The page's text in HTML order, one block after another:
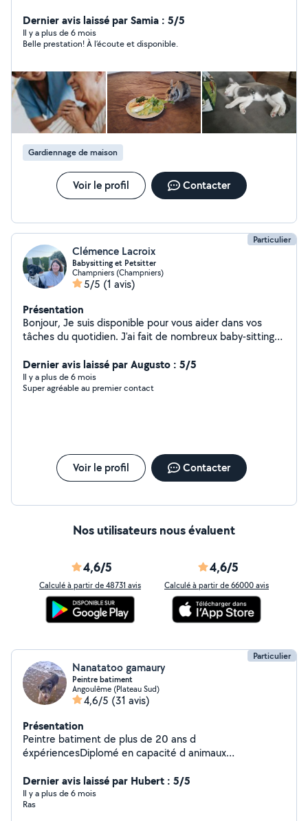
jardinage . Promenade de votre petit compagnon à
quatre pattes
Dernier avis laissé par Samia : 5/5
Il y a plus de 6 mois
Belle prestation! À l’écoute et disponible.
Gardiennage de maison
Voir le profil Contacter
Particulier
Clémence Lacroix
Babysitting et Petsitter
Champniers (Champniers)
5/5 (1 avis)
Présentation
Bonjour, Je suis disponible pour vous aider dans vos
tâches du quotidien. J'ai fait de nombreux baby-sitting
m'occuper de vos loulous pendant votre absence.
Dernier avis laissé par Augusto : 5/5
Il y a plus de 6 mois
Super agréable au premier contact
Voir le profil Contacter
Nos utilisateurs nous évaluent
4,6/5
Calculé à partir de 48731 avis
4,6/5
Calculé à partir de 66000 avis
Particulier
Nanatatoo gamaury
Peintre batiment
Angoulême (Plateau Sud)
4,6/5 (31 avis)
Présentation
Peintre batiment de plus de 20 ans d
éxpériencesDiplomé en capacité d animaux
toutes propositionsA votre sérvice.
Dernier avis laissé par Hubert : 5/5
Il y a plus de 6 mois
Ras